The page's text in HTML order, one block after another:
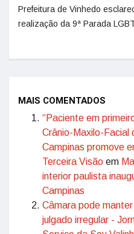
Prefeitura de Vinhedo
realização da 9ª Parada
MAIS COMENTADOS
“Paciente em
Crânio-Maxilo-Facial
Campinas promove
Terceira Visão em
interior paulista
Campinas
Câmara pode
julgado irregular -